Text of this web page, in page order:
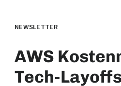
NEWSLETTER
AWS
Tech-